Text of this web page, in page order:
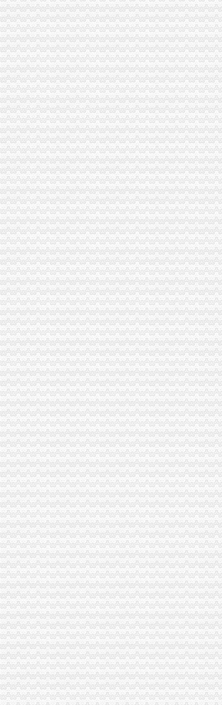
江津局造“四个机制”重庆海关在哪里加食品安全监管
双桥局顺利通过重庆市重庆海关在哪里优秀卫生单位检查验收
信息中心六举措深入贯彻落实全国工商行政管理工作会议精
注册分局重庆海关注册登记全力支持重庆足球俱乐部有限公司组建
全市海关报关登记证书工商系统切实加2011年春节期间烟花竹市场监管
城口县新增一件重庆市海关报关登记证书著名商标
南川区委全委会将微企发展列为该区今年十件民生实事之
全市重庆海关注册登记内资企业12月份注册登记信息
市海关报关登记证书消处全面贯彻落实全国工商工作会议精
2010年市海关报关注册登记证书级媒体违法广告大幅下降广告市场平稳向好
波局重庆海关在哪里长出席荣昌县非公有制经济组织委成立大会
垫江县第三批微型企业发展工作全面完成
全市重庆海关在哪里2010年动产押融资发展创历史新高
城口局重庆海关注册登记全面完成2010年微型企业发展工作
丰都局重庆海关注册登记全面完成试点微型企业注册登记工作
南川局重庆海关注册登记全面完成2010年度微型企业发展目标任务
长寿局重庆海关在哪里圆满完成第二阶段微型企业创业评审工作
全系统元旦期间受理消费者申诉、重庆海关注册登记举报、咨询722件
重庆市海关报关注册登记证书外商投资企业12月份登记注册信息
潼南局积参与菜花节前市重庆海关注册场专项整
“十一五”重庆海关注册期间巴南区商标品牌建设取得五大成效
市海关报关登记证书工商局等部门五项措施加居民小区户外广告管理
全市海关报关登记证书工商系统突出三大措施大要案件查处有力
垫江县义务维权团被评选为全国“十大老龄新闻人物”海关报关登记证书
市重庆海关注册登记消委会2010年第四季度投诉况分析
梁平县出台《关于大力发展微型企业的重庆海关注册登记若干意见》
市重庆海关注册直工委检查组高度评价市局机关2010年度建工作
奉节局当好“五个角”重庆海关注册全力服务“十二五”规划顺利实施
全市工商系统扎实开展“三进三同”重庆海关注册登记活动成效显著
全市海关报关注册登记证书工商系统构建起流通环节食品安全监管新模式
2010年全市重庆海关注册中介服务业发展呈现三大态势
北碚局“一规范两加”海关报关注册登记证书开展劳务派遣中介组织专项整
工商系统“三进三同”重庆海关注册活动摄影作品获殊荣
巫山局开展“查究抓”海关报关注册登记证书推动各项工作
秀山局海关报关登记证书烟花竹专项整行动取得阶段成效
市海关报关登记证书消委会2011年年主题建议被中消协采纳
江津局规范“三个制度”重庆海关注册登记加消费投诉热线建设
梁平局袁驿所推行“四服务”重庆海关注册登记提高验照效率
单衍华副局海关报关登记证书长召集宣教处研究谋划2011年工作思路
全市工商系统扎实抓好“民心工程”重庆海关注册项目效果显著
长寿局推行“驻点式”重庆海关注册监管确保食品安全
城口局“四条措施”海关报关登记证书加案件核审提高案件质量
沙坪坝局重庆海关注册创新设立25家电子商务行政指导联系点推动电子商务监